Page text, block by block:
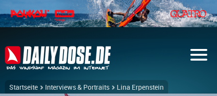
Startseite Interviews & Portraits Lina Erpenstein